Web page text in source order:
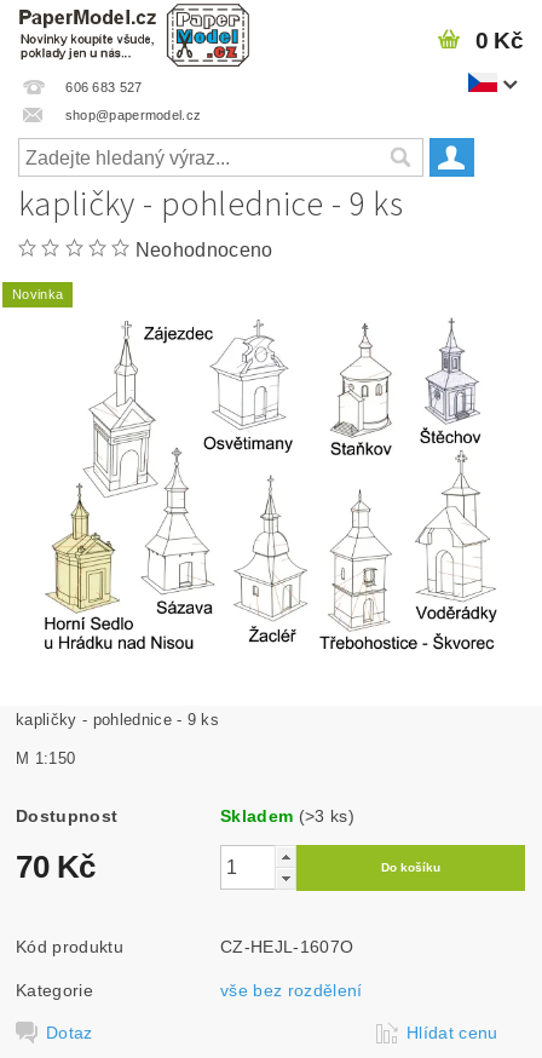
606 683 527
shop@papermodel.cz
0 Kč
kapličky - pohlednice - 9 ks
Neohodnoceno
Novinka
kapličky - pohlednice - 9 ks
M 1:150
Dostupnost Skladem (>3 ks)
70 Kč
Kód produktu CZ-HEJL-1607O
Kategorie vše bez rozdělení
Dotaz Hlídat cenu